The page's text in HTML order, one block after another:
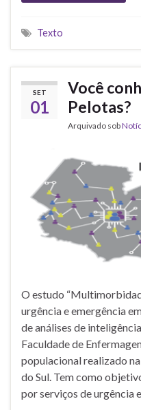
Texto
SET
01
Você
Pelotas?
Arquivado sob
O estudo
urgência e emergência
de análises de
Faculdade de
populacional realizado
do Sul. Tem como
por serviços de urgência